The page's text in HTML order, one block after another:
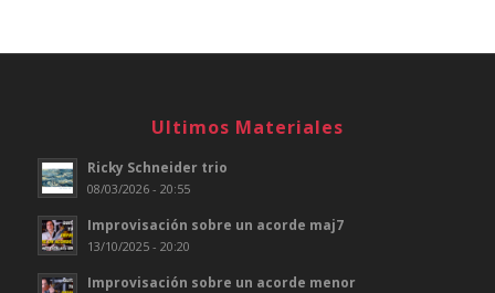
Ultimos Materiales
Ricky Schneider trio
08/03/2026 - 20:55
Improvisación sobre un acorde maj7
13/10/2025 - 20:20
Improvisación sobre un acorde menor